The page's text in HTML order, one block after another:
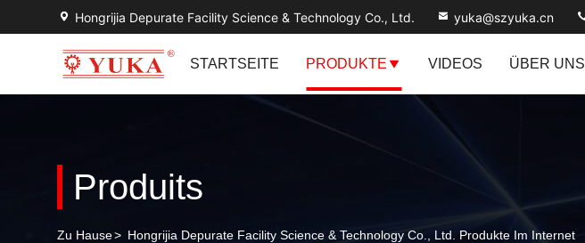
Hongrijia Depurate Facility Science & Technology Co., Ltd. yuka@szyuka.cn
STARTSEITE PRODUKTE VIDEOS ÜBER UNS
Produits
Zu Hause> Hongrijia Depurate Facility Science & Technology Co., Ltd. Produkte Im Internet